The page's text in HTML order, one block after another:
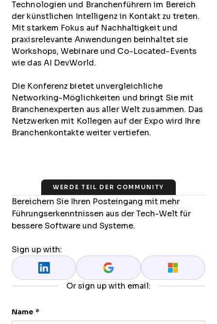
Technologien und Branchenführern im Bereich
der künstlichen Intelligenz in Kontakt zu treten.
Mit starkem Fokus auf Nachhaltigkeit und
praxisrelevante Anwendungen beinhaltet sie
Workshops, Webinare und Co-Located-Events
wie das AI DevWorld.
Die Konferenz bietet unvergleichliche
Networking-Möglichkeiten und bringt Sie mit
Branchenexperten aus aller Welt zusammen. Das
Netzwerken mit Kollegen auf der Expo wird Ihre
Branchenkontakte weiter vertiefen.
WERDE TEIL DER COMMUNITY
Bereichern Sie Ihren Posteingang mit mehr
Führungserkenntnissen aus der Tech-Welt für
bessere Software und Systeme.
Sign up with:
Or sign up with email:
Name *